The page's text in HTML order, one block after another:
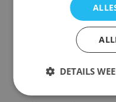
Met de
x-hm8 heeft u de
binnen handbereik.
ontworpen om
genoemde Pioneer
eenvoudig kunt
directe werking
DETAILS